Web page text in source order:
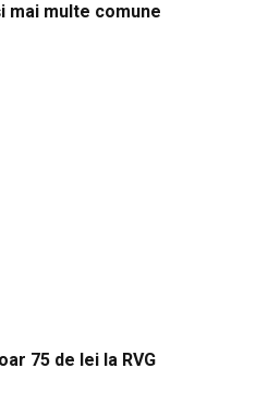
mai multe comune
75 de lei la RVG